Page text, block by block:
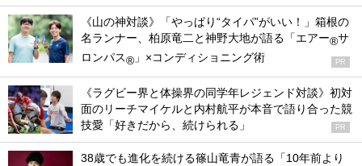
《山の神対談》「やっぱり“タイパ”がいい！」箱根の
名ランナー、柏原竜二と神野大地が語る「エアー®サ
ロンパス® 」×コンディショニング術 PR
《ラグビー界と体操界の同学年レジェンド対談》初対
面のリーチマイケルと内村航平が本音で語り合った競
技愛「好きだから、続けられる」
PR
38歳でも進化を続ける篠山竜青が語る「10年前より